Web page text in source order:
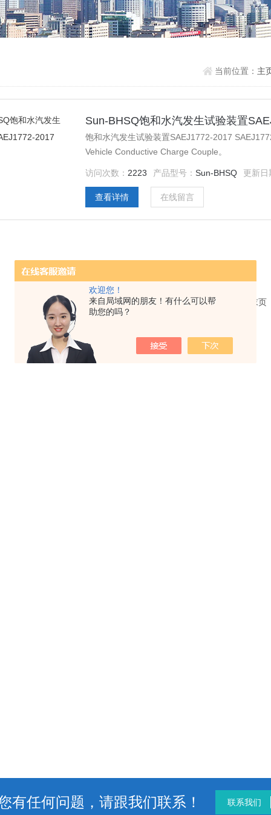
欢迎您！
来自局域网的朋友！有什么可以帮
助您的吗？
当前位置： 主
Sun-BHSQ饱和水汽发生试验装置
饱和水汽发生试验装置SAEJ1772-2017
Vehicle Conductive Charge Couple。
访问次数： 2223 产品型号：Sun-BHSQ 更新日
查看详情 在线留言
共 1 条记录，当前 1 / 1 页 首页 上一页 下一页 末页
有任何问题，请跟我们联系！ 联系我们